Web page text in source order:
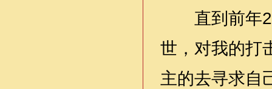
直到前年
世，对我的打
主的去寻求自